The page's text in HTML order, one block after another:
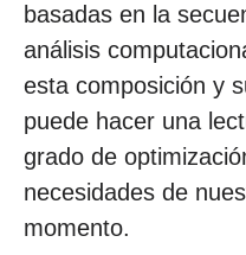
basadas en la
análisis
esta composición y
puede hacer una
grado de
necesidades de
momento.